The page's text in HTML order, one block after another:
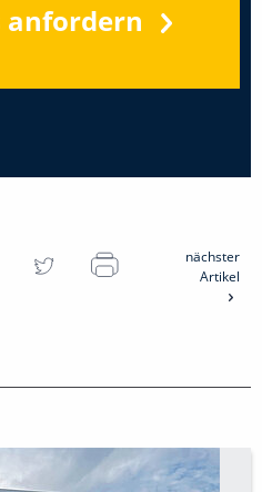
anfordern
nächster
Artikel